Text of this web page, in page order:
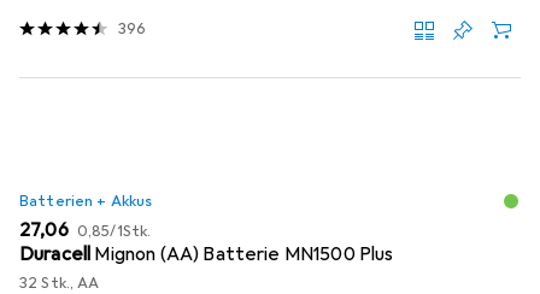
396
Batterien + Akkus
EUR
27,06 EUR
0,85/1Stk.
Duracell Mignon (AA) Batterie MN1500 Plus
32 Stk., AA